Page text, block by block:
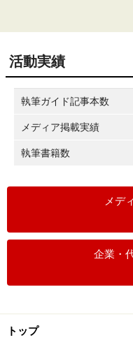
活動実績
執筆ガイド記事本数
メディア掲載実績
執筆書籍数
メデ
企業・
トップ